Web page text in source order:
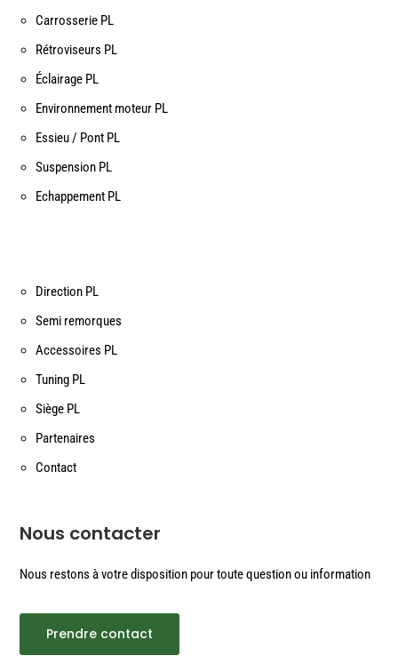
Carrosserie PL
Rétroviseurs PL
Éclairage PL
Environnement moteur PL
Essieu / Pont PL
Suspension PL
Echappement PL
Direction PL
Semi remorques
Accessoires PL
Tuning PL
Siège PL
Partenaires
Contact
Nous contacter
Nous restons à votre disposition pour toute question ou information
Prendre contact